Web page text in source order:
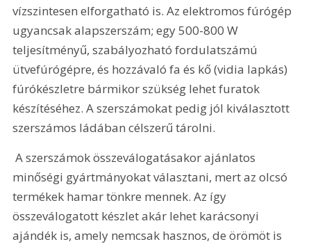
vízszintesen elforgatható is. Az elektromos fúrógép
ugyancsak alapszerszám; egy 500-800 W
teljesítményű, szabályozható fordulatszámú
ütvefúrógépre, és hozzávaló fa és kő (vidia lapkás)
fúrókészletre bármikor szükség lehet furatok
készítéséhez. A szerszámokat pedig jól kiválasztott
szerszámos ládában célszerű tárolni.
A szerszámok összeválogatásakor ajánlatos
minőségi gyártmányokat választani, mert az olcsó
termékek hamar tönkre mennek. Az így
összeválogatott készlet akár lehet karácsonyi
ajándék is, amely nemcsak hasznos, de örömöt is